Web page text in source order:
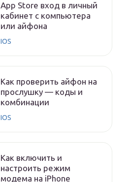
App Store вход в личный
кабинет с компьютера
или айфона
IOS
Как проверить айфон на
прослушку — коды и
комбинации
IOS
Как включить и
настроить режим
модема на iPhone